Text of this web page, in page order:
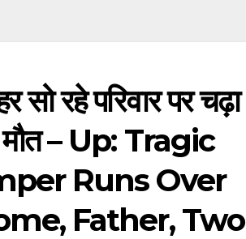
सो रहे परिवार पर चढ़ा
मौत – Up: Tragic
Runs Over
Father, Two